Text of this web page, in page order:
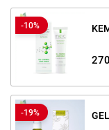
-10%
-19%